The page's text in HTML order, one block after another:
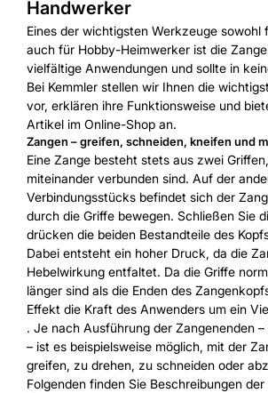
Handwerker
Eines der wichtigsten Werkzeuge sowohl
auch für Hobby-Heimwerker ist die
vielfältige Anwendungen und sollte in
Bei Kemmler stellen wir Ihnen die
vor, erklären ihre Funktionsweise und
Artikel im Online-Shop an.
Zangen – greifen, schneiden, kneifen und
Eine Zange besteht stets aus zwei
miteinander verbunden sind. Auf der
Verbindungsstücks befindet sich der
durch die Griffe bewegen. Schließen Sie
drücken die beiden Bestandteile des
Dabei entsteht ein hoher Druck, da die
Hebelwirkung entfaltet. Da die Griffe
länger sind als die Enden des
Effekt die Kraft des Anwenders um ein
. Je nach Ausführung der Zangenenden
– ist es beispielsweise möglich, mit der
greifen, zu drehen, zu schneiden oder
Folgenden finden Sie Beschreibungen